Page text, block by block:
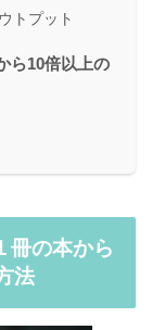
トプット
ら10倍以上の
冊の本から
法